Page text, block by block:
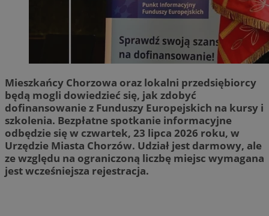
Mieszkańcy Chorzowa oraz lokalni przedsiębiorcy
będą mogli dowiedzieć się, jak zdobyć
dofinansowanie z Funduszy Europejskich na kursy i
szkolenia. Bezpłatne spotkanie informacyjne
odbędzie się w czwartek, 23 lipca 2026 roku, w
Urzędzie Miasta Chorzów. Udział jest darmowy, ale
ze względu na ograniczoną liczbę miejsc wymagana
jest wcześniejsza rejestracja.